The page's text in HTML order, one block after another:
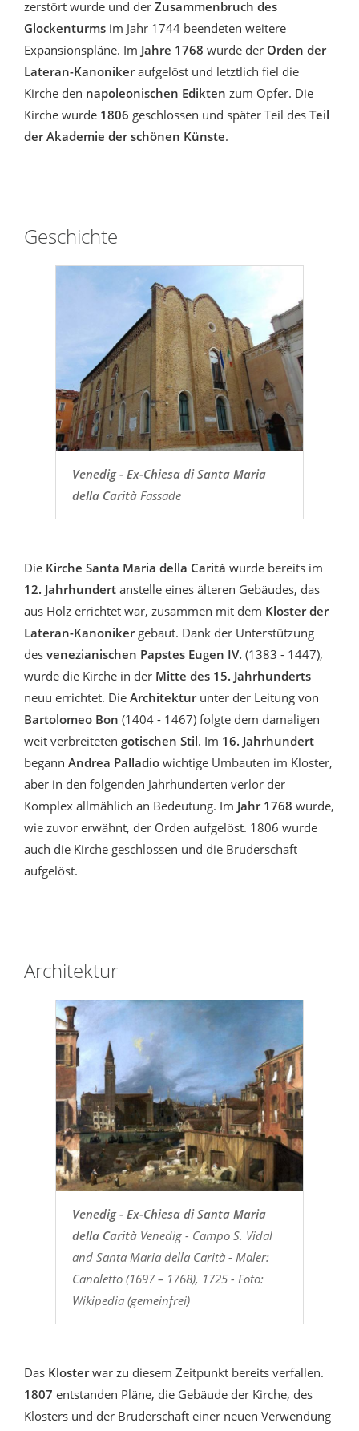
zerstört wurde und der Zusammenbruch des
Glockenturms im Jahr 1744 beendeten weitere
Expansionspläne. Im Jahre 1768 wurde der Orden der
Lateran-Kanonikeraufgelöst und letztlich fiel die
Kirche den napoleonischen Edikten zum Opfer. Die
Kirche wurde 1806 geschlossen und später Teil des Teil
der Akademie der schönen Künste.
Geschichte
Venedig - Ex-Chiesa di Santa Maria
della CaritàFassade
Die Kirche Santa Maria della Carità wurde bereits im
12. Jahrhundert anstelle eines älteren Gebäudes, das
aus Holz errichtet war, zusammen mit dem Kloster der
Lateran-Kanonikergebaut. Dank der Unterstützung
des venezianischen Papstes Eugen IV. (1383 - 1447),
wurde die Kirche in der Mitte des 15. Jahrhunderts
neuu errichtet. Die Architekturunter der Leitung von
Bartolomeo Bon (1404 - 1467) folgte dem damaligen
weit verbreiteten gotischen Stil. Im 16. Jahrhundert
begann Andrea Palladio wichtige Umbauten im Kloster,
aber in den folgenden Jahrhunderten verlor der
Komplex allmählich an Bedeutung. Im Jahr 1768 wurde,
wie zuvor erwähnt, der Orden aufgelöst. 1806 wurde
auch die Kirche geschlossen und die Bruderschaft
aufgelöst.
Architektur
Venedig - Ex-Chiesa di Santa Maria
della CaritàVenedig - Campo S. Vidal
and Santa Maria della Carità - Maler:
Canaletto (1697 – 1768), 1725 - Foto:
Wikipedia (gemeinfrei)
Das Klosterwar zu diesem Zeitpunkt bereits verfallen.
1807 entstanden Pläne, die Gebäude der Kirche, des
Klosters und der Bruderschaft einer neuen Verwendung